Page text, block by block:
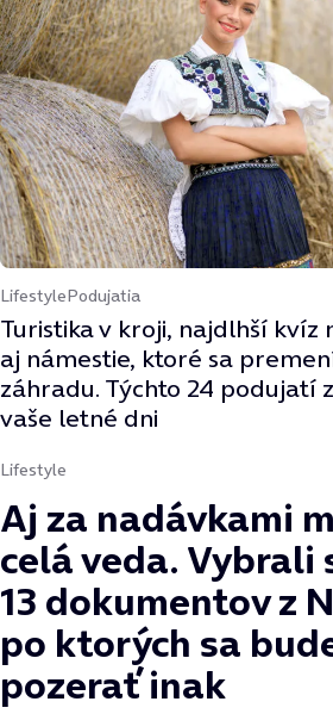
LifestylePodujatia
Turistika v kroji, najdlhší kvíz
aj námestie, ktoré sa
záhradu. Týchto 24 podujatí
vaše letné dni
Lifestyle
Aj za nadávkami
celá veda. Vybrali
13 dokumentov z
po ktorých sa
pozerať inak